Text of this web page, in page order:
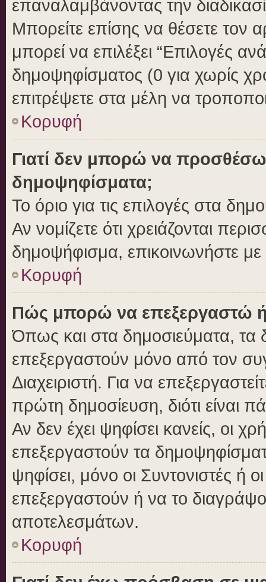
επαναλαμβάνοντας την
Μπορείτε επίσης να θέσετε τον
μπορεί να επιλέξει “Επιλογές
δημοψηφίσματος (0 για χωρίς
επιτρέψετε στα μέλη να
Κορυφή
Γιατί δεν μπορώ να
δημοψηφίσματα;
Το όριο για τις επιλογές στα
Αν νομίζετε ότι χρειάζονται
δημοψήφισμα, επικοινωνήστε με
Κορυφή
Πώς μπορώ να επεξεργαστώ
Όπως και στα δημοσιεύματα,
επεξεργαστούν μόνο από τον
Διαχειριστή. Για να
πρώτη δημοσίευση, διότι είναι
Αν δεν έχει ψηφίσει κανείς, οι
επεξεργαστούν τα
ψηφίσει, μόνο οι Συντονιστές ή
επεξεργαστούν ή να το
αποτελεσμάτων.
Κορυφή